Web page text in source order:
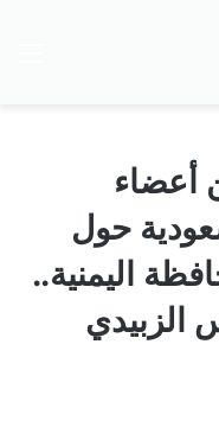
أعضاء
حول
اليمنية..
الزبيدي